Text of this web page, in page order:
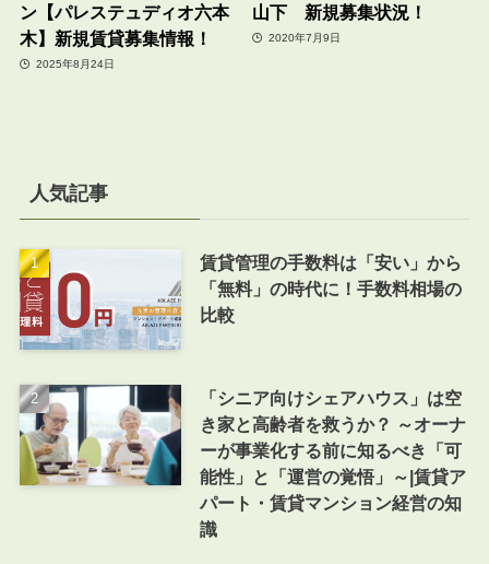
ン【パレステュディオ六本
木】新規賃貸募集情報！
2025年8月24日
山下 新規募集状況！
2020年7月9日
人気記事
賃貸管理の手数料は「安い」から
「無料」の時代に！手数料相場の
比較
「シニア向けシェアハウス」は空
き家と高齢者を救うか？ ～オーナ
ーが事業化する前に知るべき「可
能性」と「運営の覚悟」～|賃貸ア
パート・賃貸マンション経営の知
識